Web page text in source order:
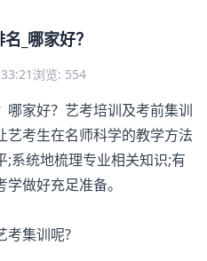
_哪家好？
浏览: 554
家好？艺考培训及考前集训
考生在名师科学的教学方法
系统地梳理专业相关知识;有
做好充足准备。
集训呢?